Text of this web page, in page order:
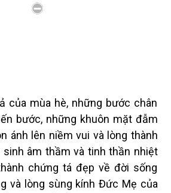
của mùa hè, những bước chân
bước, những khuôn mặt đẫm
ánh lên niềm vui và lòng thành
sinh âm thầm và tinh thần nhiệt
chứng tá đẹp về đời sống
và lòng sùng kính Đức Mẹ của